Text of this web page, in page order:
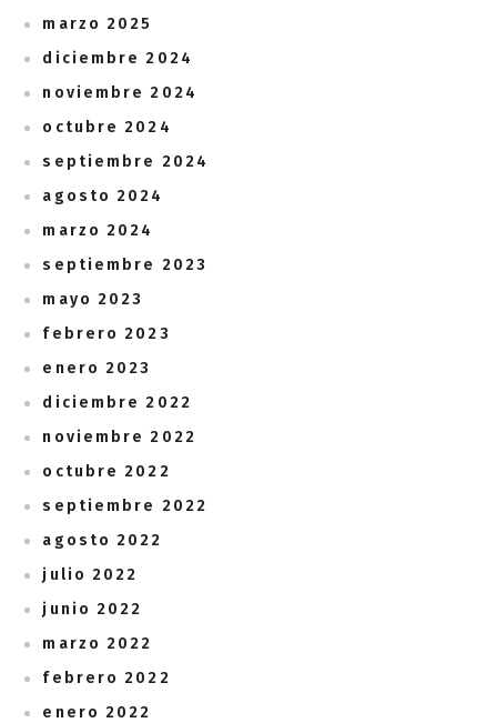
marzo 2025
diciembre 2024
noviembre 2024
octubre 2024
septiembre 2024
agosto 2024
marzo 2024
septiembre 2023
mayo 2023
febrero 2023
enero 2023
diciembre 2022
noviembre 2022
octubre 2022
septiembre 2022
agosto 2022
julio 2022
junio 2022
marzo 2022
febrero 2022
enero 2022